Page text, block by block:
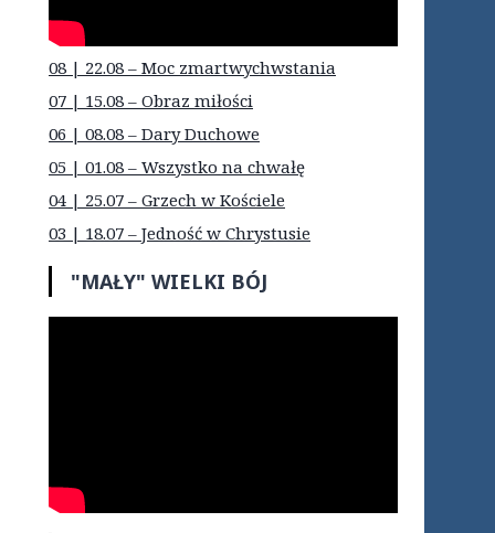
08 | 22.08 – Moc zmartwychwstania
07 | 15.08 – Obraz miłości
06 | 08.08 – Dary Duchowe
05 | 01.08 – Wszystko na chwałę
04 | 25.07 – Grzech w Kościele
03 | 18.07 – Jedność w Chrystusie
"MAŁY" WIELKI BÓJ